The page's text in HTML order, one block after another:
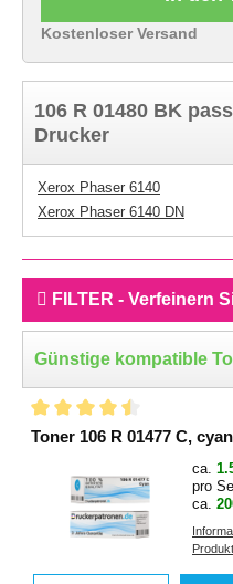
Kostenloser Versand
106 R 01480 BK
Drucker
Xerox Phaser 6140
Xerox Phaser 6140 DN
FILTER - Verfeinern
Günstige kompatible
Toner 106 R 01477 C, cyan
ca.
pro
ca.